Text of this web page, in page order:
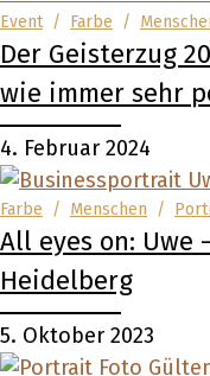
Event/ Farbe /
Der Geisterzug
wie immer sehr
4. Februar 2024
Farbe / Menschen /
All eyes on: Uwe
Heidelberg
5. Oktober 2023